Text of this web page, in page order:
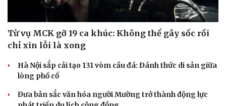
Du lịch
Tư vấn
Săn Tour
Podcast
Câu chuyện thời sự
Kể chuyện cho bé
Từ vụ MCK gỡ 19 ca khúc: Không thể gây sốc rồi
chỉ xin lỗi là xong
Hà Nội sắp cải tạo 131 vòm cầu đá: Đánh thức di sản giữa
lòng phố cổ
Đưa bản sắc văn hóa người Mường trở thành động lực